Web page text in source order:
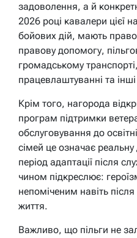
задоволення, а й
2026 році кавалери цієї
бойових дій, мають
правову допомогу,
громадському
працевлаштуванні та
Крім того, нагорода
програм підтримки
обслуговування до
сімей це означає
період адаптації після
чином підкреслює:
непоміченим навіть
життя.
Важливо, що пільги не